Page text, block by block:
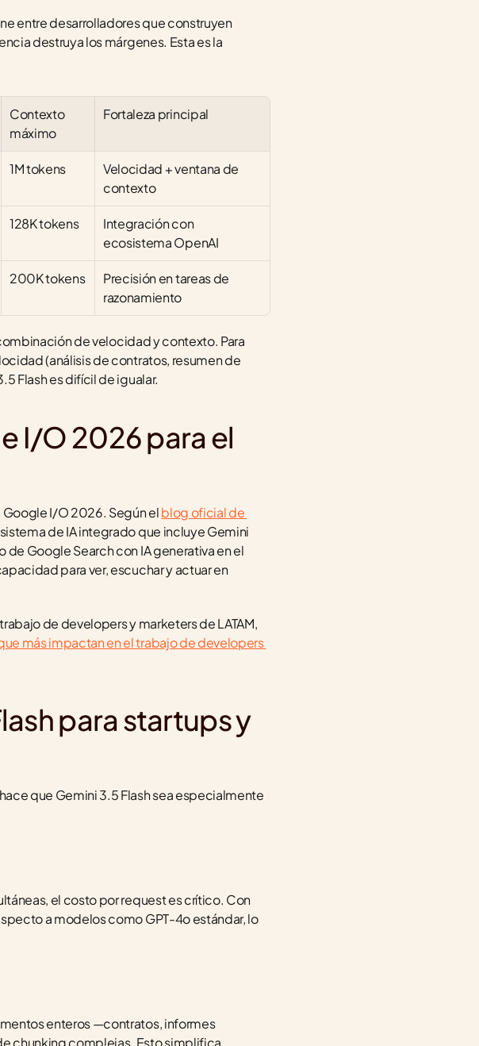
entre desarrolladores que construyen
destruya los márgenes. Esta es la
Contexto
máximo
Fortaleza principal
1M tokens
Velocidad + ventana de
contexto
128K tokens
Integración con
ecosistema OpenAI
200K tokens
Precisión en tareas de
razonamiento
de velocidad y contexto. Para
(análisis de contratos, resumen de
Flash es difícil de igualar.
I/O 2026 para el
Google I/O 2026. Según el blog oficial de
de IA integrado que incluye Gemini
Google Search con IA generativa en el
para ver, escuchar y actuar en
de developers y marketers de LATAM,
más impactan en el trabajo de developers
para startups y
que Gemini 3.5 Flash sea especialmente
el costo por request es crítico. Con
a modelos como GPT-4o estándar, lo
enteros —contratos, informes
chunking complejas. Esto simplifica